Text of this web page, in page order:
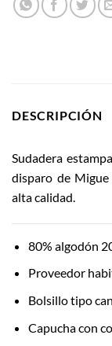
DESCRIPCIÓN
Sudadera
disparo de
alta calidad.
80% algodón
Proveedor
Bolsillo tipo
Capucha con